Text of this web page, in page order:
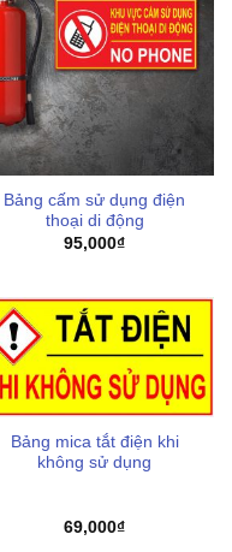
Bảng cấm sử dụng điện
thoại di động
95,000₫
Bảng mica tắt điện khi
không sử dụng
69,000₫